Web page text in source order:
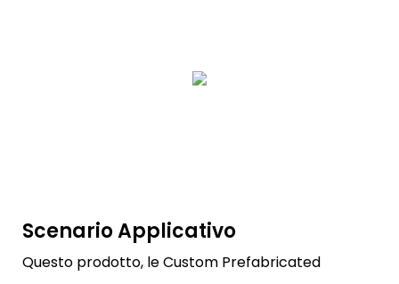
Scenario Applicativo
Questo prodotto, le Custom Prefabricated